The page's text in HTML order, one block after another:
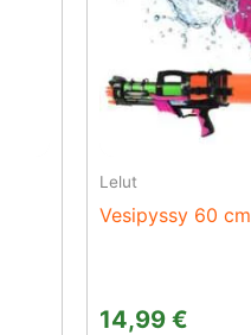
Lelut
Vesipyssy 60 cm
14,99 €